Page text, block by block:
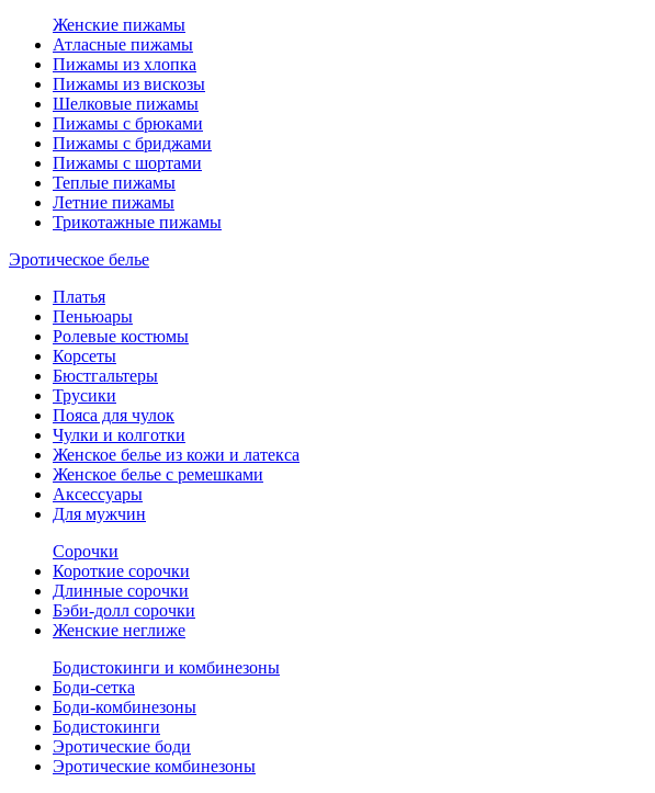
Женские пижамы
Атласные пижамы
Пижамы из хлопка
Пижамы из вискозы
Шелковые пижамы
Пижамы с брюками
Пижамы с бриджами
Пижамы с шортами
Теплые пижамы
Летние пижамы
Трикотажные пижамы
Эротическое белье
Платья
Пеньюары
Ролевые костюмы
Корсеты
Бюстгальтеры
Трусики
Пояса для чулок
Чулки и колготки
Женское белье из кожи и латекса
Женское белье с ремешками
Аксессуары
Для мужчин
Сорочки
Короткие сорочки
Длинные сорочки
Бэби-долл сорочки
Женские неглиже
Бодистокинги и комбинезоны
Боди-сетка
Боди-комбинезоны
Бодистокинги
Эротические боди
Эротические комбинезоны